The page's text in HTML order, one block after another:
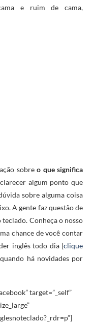
e ruim de cama,
sobreo que significa
algum ponto que
sobre alguma coisa
A gente faz questão de
Conheça o nosso
chance de você contar
inglês todo dia [clique
há novidades por
target=”_self”